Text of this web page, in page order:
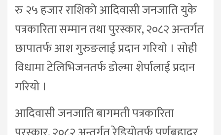
रु २५ हजार राशिको आदिवासी जनजाति युके
पत्रकारिता सम्मान तथा पुरस्कार, २०८२ अन्तर्गत
छापातर्फ आश गुरुङलाई प्रदान गरियो । सोही
विधामा टेलिभिजनतर्फ डोल्मा शेर्पालाई प्रदान
गरियो ।
आदिवासी जनजाति बागमती पत्रकारिता